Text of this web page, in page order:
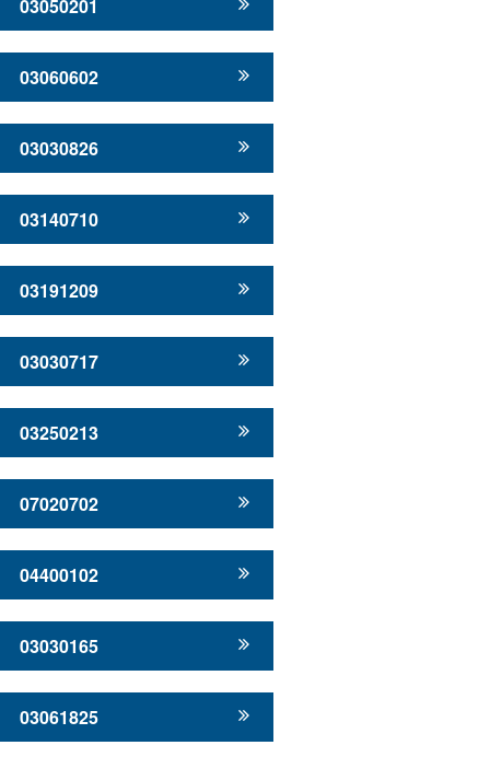
03050201
03060602
03030826
03140710
03191209
03030717
03250213
07020702
04400102
03030165
03061825